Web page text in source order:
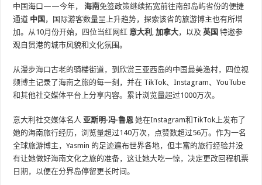
中国海口——今年，海南免签政策继续拓宽前往南部岛屿省份的便捷
通道 中国 ，国际游客数量呈上升趋势，探索该省的旅游博主也有所增
加。从10月份开始，四位当红网红 意大利 ,加拿大，以及英国 特邀参
观自贸港的城市风貌和文化氛围。
从漫步海口古老的骑楼街道，到欣赏三亚西岛的中国最美渔村，四位视
频博主记录了海南之旅的每一刻，并在 TikTok、Instagram、YouTube
和其他社交媒体平台上分享内容。累计浏览量超过1000万次。
意大利社交媒体名人亚斯明·冯·鲁恩 她在Instagram和TikTok上发布了
她的海南旅行经历，浏览量超过140万次，点赞数超过56万。作为一名
全球旅游博主，Yasmin 的足迹遍布世界各地，但丰富的旅行经验并没​​
有让她做好海南文化之旅的准备，这让她大吃一惊，决定更改回程机票
日期，以便在分界岛停留更长时间。